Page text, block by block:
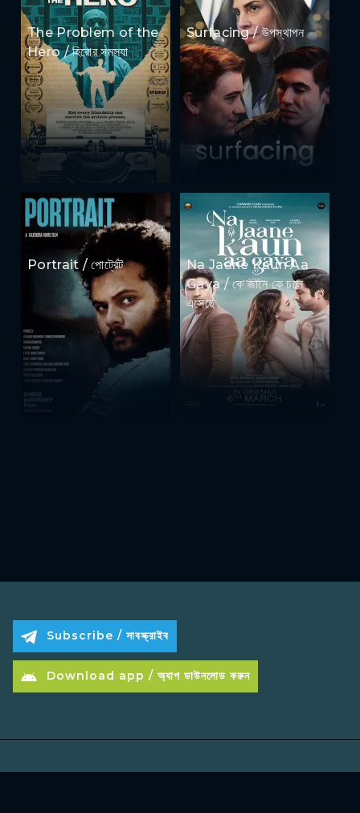
The Problem of the
Hero / হিরোর সমস্যা
Surfacing / উপস্থাপন
Portrait / পোর্ট্রেট
Na Jaane Kaun Aa
Gaya / কে জানে কে চলে
এসেছে
Subscribe / সাবস্ক্রাইব
Download app / অ্যাপ ডাউনলোড করুন